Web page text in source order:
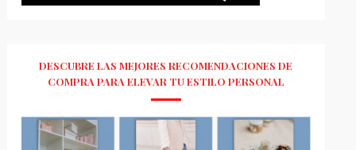
DESCUBRE LAS MEJORES RECOMENDACIONES DE
COMPRA PARA ELEVAR TU ESTILO PERSONAL